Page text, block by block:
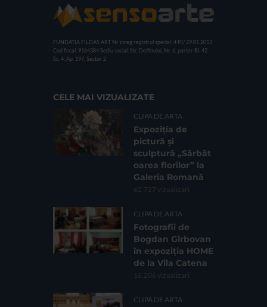
FUNDATIA FILDAS ART Nr inreg registrul special: 4 PJ/ 29.01.2013
Cod fiscal: 9164384 Sediu social: Str. Delfinului, Nr. 6, parter Bl. 42,
Sc. 4, Ap. 197, Sector 2
CELE MAI VIZUALIZATE
CLIPA DE ARTA
Expoziția de
pictură și
sculptură „Sărbăt
oarea florilor” la
Galeria Romană
62.727 vizualizari
CLIPA DE ARTA
Fotografii de
Bogdan Gîrbovan
în expoziția HOME
de la Vila Catena
16.206 vizualizari
CLIPA DE ARTA